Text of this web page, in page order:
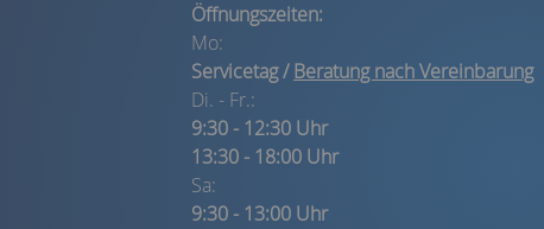
Öffnungszeiten:
Mo:
Servicetag /Beratung nach Vereinbarung
Di. - Fr.:
9:30 - 12:30 Uhr
13:30 - 18:00 Uhr
Sa:
9:30 - 13:00 Uhr